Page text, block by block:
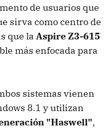
de usuarios que
sirva como centro de
que la Aspire Z3-615
más enfocada para
sistemas vienen
8.1 y utilizan
"Haswell",